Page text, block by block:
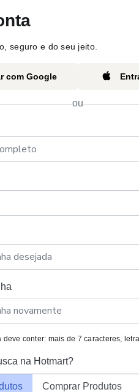
seguro e do seu jeito.
com Google
ou
deve conter: mais de 7 caracteres,
na Hotmart?
Comprar Produtos